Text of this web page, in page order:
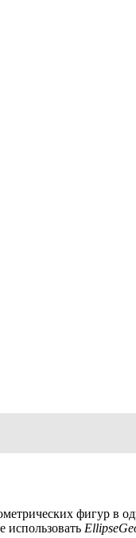
фигур в